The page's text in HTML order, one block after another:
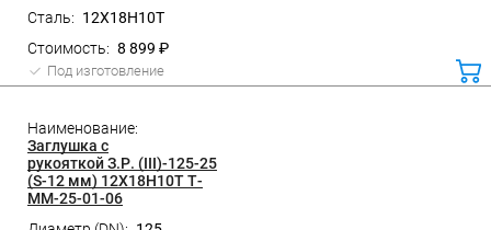
12Х18Н10Т
8 899 ₽
Под изготовление
Заглушка с
рукояткой З.Р. (III)-125-25
(S-12 мм) 12Х18Н10Т Т-
ММ-25-01-06